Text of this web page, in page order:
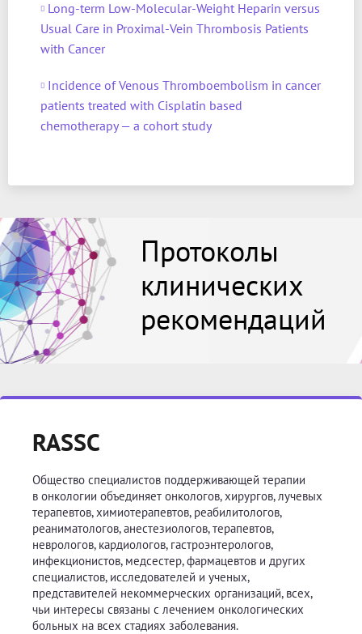
Long-term Low-Molecular-Weight Heparin versus
Usual Care in Proximal-Vein Thrombosis Patients
with Cancer
Incidence of Venous Thromboembolism in cancer
patients treated with Cisplatin based
chemotherapy — a cohort study
Протоколы
клинических
рекомендаций
RASSC
Общество специалистов поддерживающей терапии
в онкологии объединяет онкологов, хирургов, лучевых
терапевтов, химиотерапевтов, реабилитологов,
реаниматологов, анестезиологов, терапевтов,
неврологов, кардиологов, гастроэнтерологов,
инфекционистов, медсестер, фармацевтов и других
специалистов, исследователей и ученых,
представителей некоммерческих организаций, всех,
чьи интересы связаны с лечением онкологических
больных на всех стадиях заболевания.